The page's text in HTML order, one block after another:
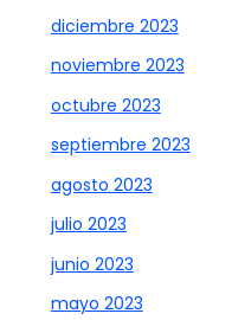
diciembre 2023
noviembre 2023
octubre 2023
septiembre 2023
agosto 2023
julio 2023
junio 2023
mayo 2023